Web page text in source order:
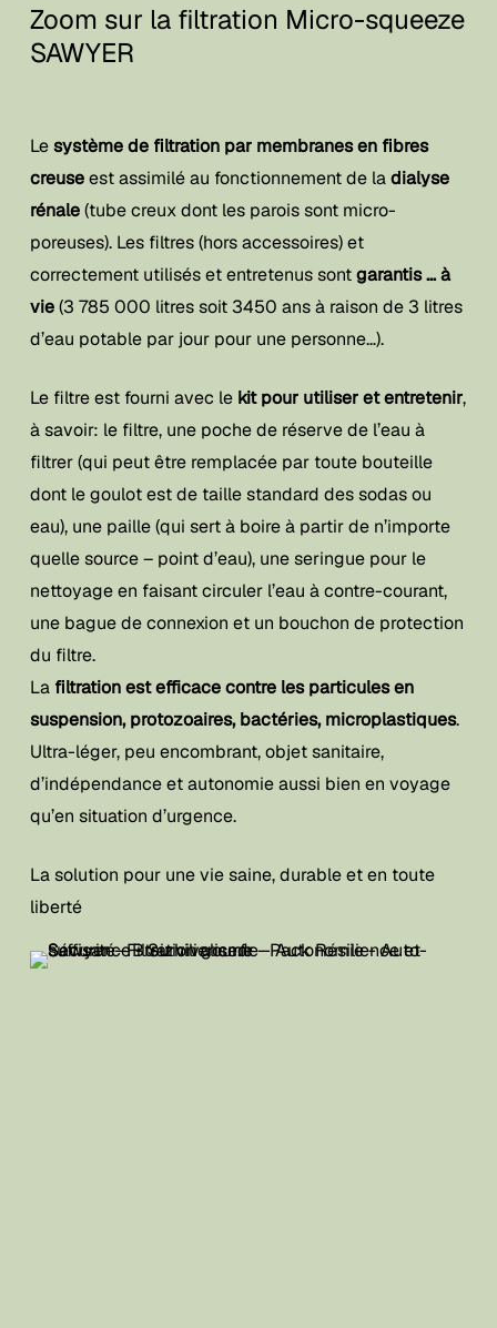
Zoom sur la filtration Micro-squeeze
SAWYER
Lesystème de filtration par membranes en fibres
creuseest assimilé au fonctionnement de ladialyse
rénale(tube creux dont les parois sont micro-
poreuses). Les filtres (hors accessoires) et
correctement utilisés et entretenus sontgarantis … à
vie(3 785 000 litres soit 3450 ans à raison de 3 litres
d’eau potable par jour pour une personne…).
Le filtre est fourni avec le kit pour utiliser et entretenir,
à savoir: le filtre, une poche de réserve de l’eau à
filtrer (qui peut être remplacée par toute bouteille
dont le goulot est de taille standard des sodas ou
eau), une paille (qui sert à boire à partir de n’importe
quelle source – point d’eau), une seringue pour le
nettoyage en faisant circuler l’eau à contre-courant,
une bague de connexion et un bouchon de protection
du filtre.
La filtration est efficace contre les particules en
suspension, protozoaires, bactéries, microplastiques.
Ultra-léger, peu encombrant, objet sanitaire,
d’indépendance et autonomie aussi bien en voyage
qu’en situation d’urgence.
La solution pour une vie saine, durable et en toute
liberté